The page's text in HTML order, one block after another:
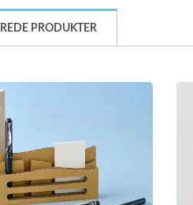
PRODUKTER